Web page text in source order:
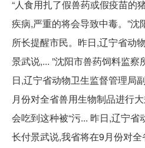
“人食用扎了假兽药或假疫苗的
疾病,严重的将会导致中毒。”
所长提醒市民。昨日,辽宁省动
景武说,... ”沈阳市兽药饲料监
日,辽宁省动物卫生监督管理局
月份对全省兽用生物制品进行
会吃到这种被“污... 昨日,辽宁
长付景武说,我省将在9月份对